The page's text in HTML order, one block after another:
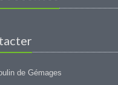
de Gémages